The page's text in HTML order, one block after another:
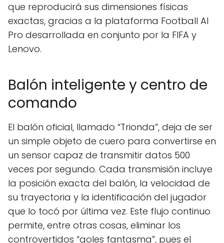
que reproducirá sus dimensiones físicas
exactas, gracias a la plataforma Football AI
Pro desarrollada en conjunto por la FIFA y
Lenovo.
Balón inteligente y centro de
comando
El balón oficial, llamado “Trionda”, deja de ser
un simple objeto de cuero para convertirse en
un sensor capaz de transmitir datos 500
veces por segundo. Cada transmisión incluye
la posición exacta del balón, la velocidad de
su trayectoria y la identificación del jugador
que lo tocó por última vez. Este flujo continuo
permite, entre otras cosas, eliminar los
controvertidos “goles fantasma”, pues el